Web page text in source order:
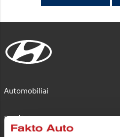
Automobiliai
Pirkėjui